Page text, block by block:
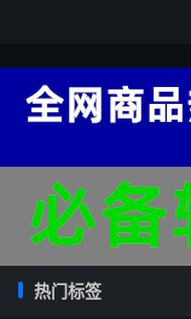
热门标签